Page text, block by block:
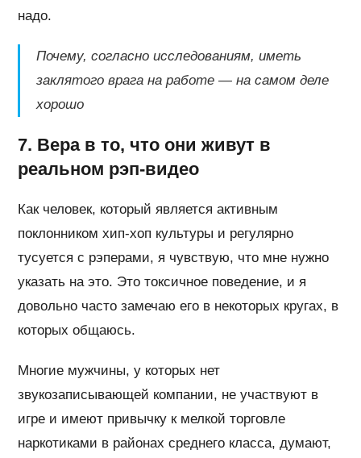
надо.
Почему, согласно исследованиям, иметь
заклятого врага на работе — на самом деле
хорошо
7. Вера в то, что они живут в
реальном рэп-видео
Как человек, который является активным
поклонником хип-хоп культуры и регулярно
тусуется с рэперами, я чувствую, что мне нужно
указать на это. Это токсичное поведение, и я
довольно часто замечаю его в некоторых кругах, в
которых общаюсь.
Многие мужчины, у которых нет
звукозаписывающей компании, не участвуют в
игре и имеют привычку к мелкой торговле
наркотиками в районах среднего класса, думают,